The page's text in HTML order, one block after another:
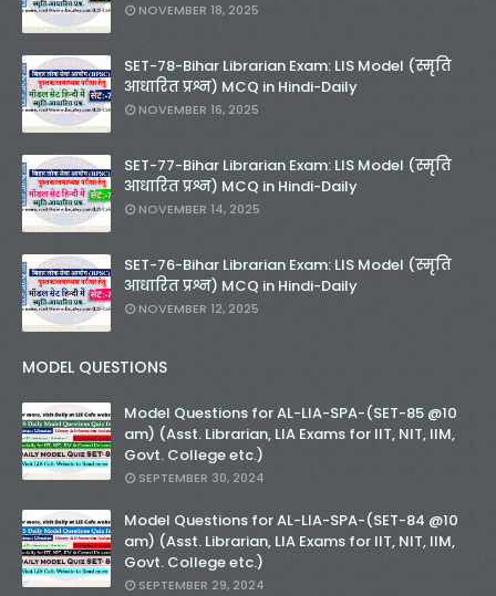
NOVEMBER 18, 2025
SET-78-Bihar Librarian Exam: LIS Model (स्मृति
आधारित प्रश्न) MCQ in Hindi-Daily
NOVEMBER 16, 2025
SET-77-Bihar Librarian Exam: LIS Model (स्मृति
आधारित प्रश्न) MCQ in Hindi-Daily
NOVEMBER 14, 2025
SET-76-Bihar Librarian Exam: LIS Model (स्मृति
आधारित प्रश्न) MCQ in Hindi-Daily
NOVEMBER 12, 2025
MODEL QUESTIONS
Model Questions for AL-LIA-SPA-(SET-85 @10
am) (Asst. Librarian, LIA Exams for IIT, NIT, IIM,
Govt. College etc.)
SEPTEMBER 30, 2024
Model Questions for AL-LIA-SPA-(SET-84 @10
am) (Asst. Librarian, LIA Exams for IIT, NIT, IIM,
Govt. College etc.)
SEPTEMBER 29, 2024